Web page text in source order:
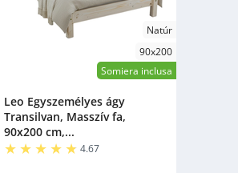
Natúr
90x200
Somiera inclusa
Leo Egyszemélyes ágy
Transilvan, Masszív fa,
90x200 cm,...
4.67